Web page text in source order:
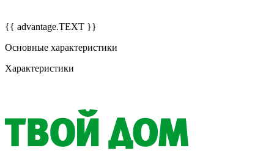
{{ advantage.TEXT }}
Основные характеристики
Характеристики